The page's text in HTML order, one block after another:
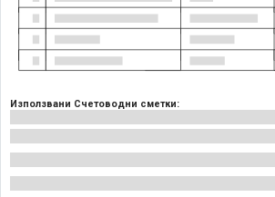
Използвани Счетоводни сметки: